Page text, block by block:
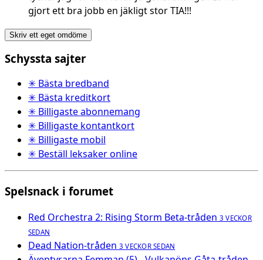
gjort ett bra jobb en jäkligt stor TIA!!!
Skriv ett eget omdöme
Schyssta sajter
✳ Bästa bredband
✳ Bästa kreditkort
✳ Billigaste abonnemang
✳ Billigaste kontantkort
✳ Billigaste mobil
✳ Beställ leksaker online
Spelsnack i forumet
Red Orchestra 2: Rising Storm Beta-tråden 3 VECKOR
SEDAN
Dead Nation-tråden 3 VECKOR SEDAN